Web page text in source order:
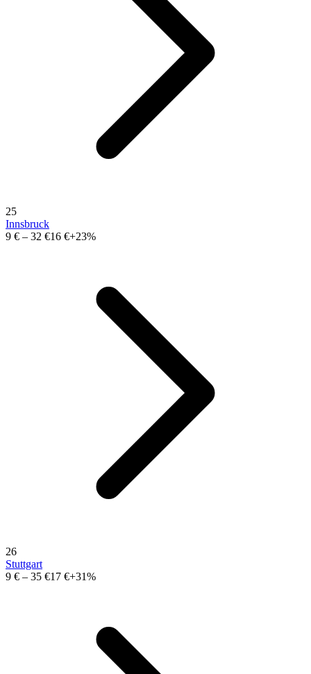
25
Innsbruck
9 € – 32 €16 €+23%
26
Stuttgart
9 € – 35 €17 €+31%